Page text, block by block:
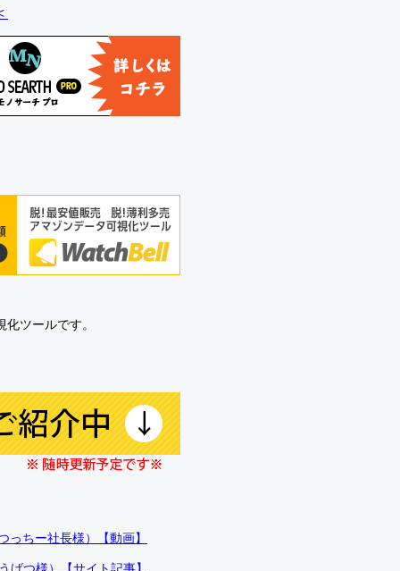
ツールです。
ちー社長様）【動画】
げつ様）【サイト記事】